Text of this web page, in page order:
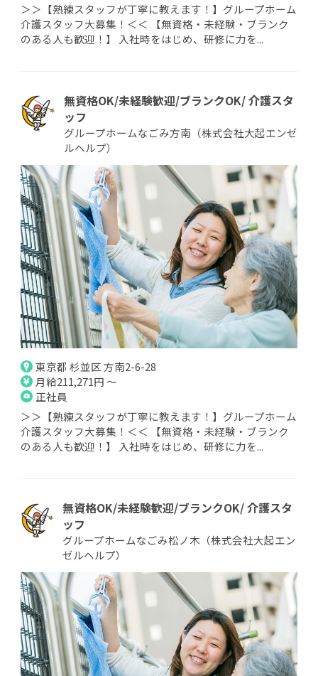
＞＞【熟練スタッフが丁寧に教えます！】グループホーム
介護スタッフ大募集！＜＜ 【無資格・未経験・ブランク
のある人も歓迎！】 入社時をはじめ、研修に力を...
無資格OK/未経験歓迎/ブランクOK/ 介護スタ
ッフ
グループホームなごみ方南（株式会社大起エンゼ
ルヘルプ）
東京都 杉並区 方南2-6-28
月給211,271円 ～
正社員
＞＞【熟練スタッフが丁寧に教えます！】グループホーム
介護スタッフ大募集！＜＜ 【無資格・未経験・ブランク
のある人も歓迎！】 入社時をはじめ、研修に力を...
無資格OK/未経験歓迎/ブランクOK/ 介護スタ
ッフ
グループホームなごみ松ノ木（株式会社大起エン
ゼルヘルプ）